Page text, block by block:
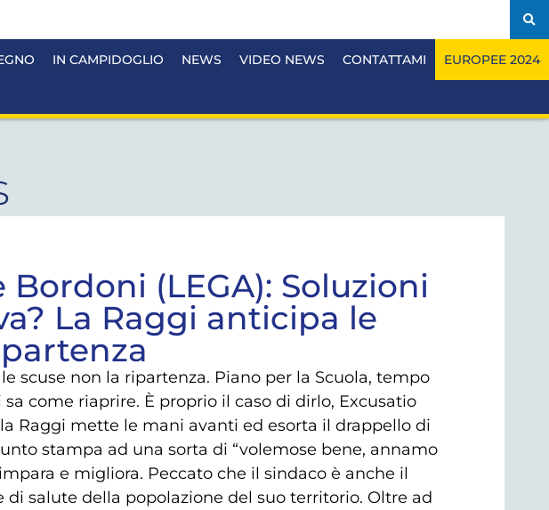
IN CAMPIDOGLIO NEWS VIDEO NEWS CONTATTAMI EUROPEE 2024
Bordoni (LEGA): Soluzioni
La Raggi anticipa le
scuse non la ripartenza. Piano per la Scuola, tempo
come riaprire. È proprio il caso di dirlo, Excusatio
Raggi mette le mani avanti ed esorta il drappello di
stampa ad una sorta di “volemose bene, annamo
e migliora. Peccato che il sindaco è anche il
di salute della popolazione del suo territorio. Oltre ad